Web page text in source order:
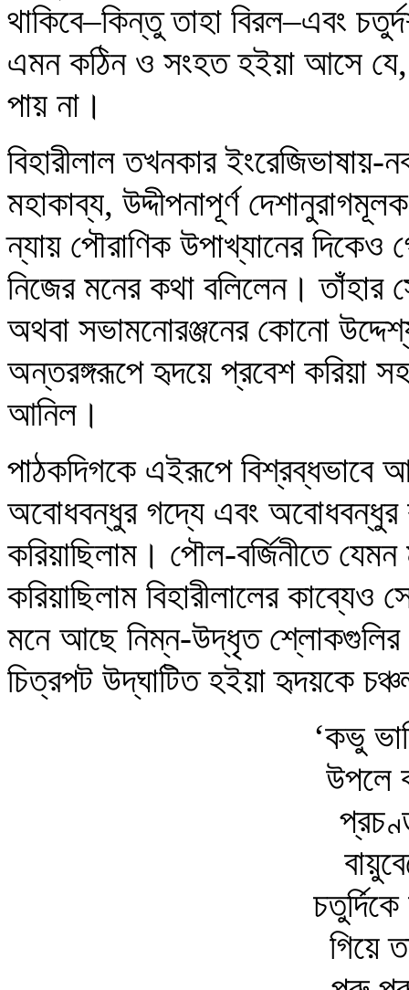
থাকিবে–কিন্তু তাহা বিরল–এবং
এমন কঠিন ও সংহত হইয়া আসে যে,
পায় না।
বিহারীলাল তখনকার ইংরেজিভাষায়-
মহাকাব্য, উদ্দীপনাপূর্ণ
ন্যায় পৌরাণিক উপাখ্যানের দিকেও
নিজের মনের কথা বলিলেন।
অথবা সভামনোরঞ্জনের কোনো
অন্তরঙ্গরূপে হৃদয়ে প্রবেশ করিয়া
আনিল।
পাঠকদিগকে এইরূপে বিশ্রব্ধভাবে
অবোধবন্ধুর গদ্যে এবং অবোধবন্ধুর
করিয়াছিলাম। পৌল-বর্জিনীতে
করিয়াছিলাম বিহারীলালের
মনে আছে নিম্ন-উদ্‌ধৃত শ্লোকগুলির
চিত্রপট উদ্‌ঘাটিত হইয়া হৃদয়কে
‘কভু
উপলে
গিয়ে